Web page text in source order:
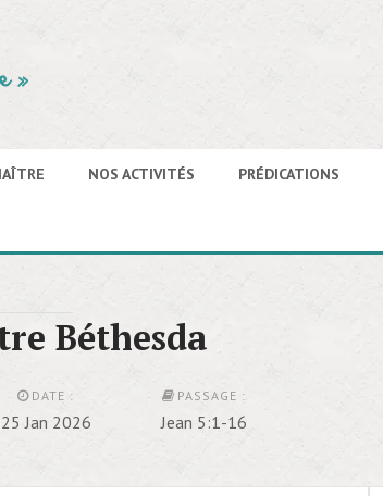
NOS ACTIVITÉS PRÉDICATIONS
Béthesda
DATE :
25 Jan 2026
PASSAGE :
Jean 5:1-16